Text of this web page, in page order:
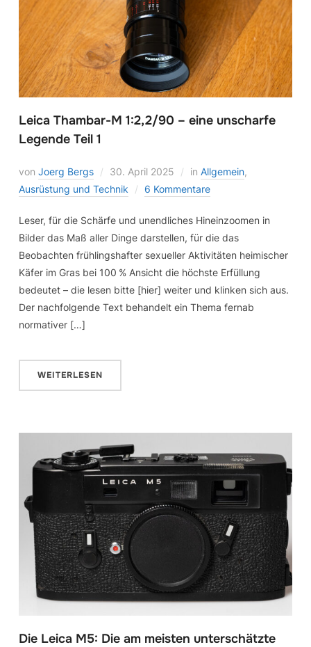
Leica Thambar-M 1:2,2/90 – eine unscharfe
Legende Teil 1
von Joerg Bergs 30. April 2025 in Allgemein,
Ausrüstung und Technik
6 Kommentare
Leser, für die Schärfe und unendliches Hineinzoomen in
Bilder das Maß aller Dinge darstellen, für die das
Beobachten frühlingshafter sexueller Aktivitäten heimischer
Käfer im Gras bei 100 % Ansicht die höchste Erfüllung
bedeutet – die lesen bitte [hier] weiter und klinken sich aus.
Der nachfolgende Text behandelt ein Thema fernab
normativer […]
WEITERLESEN
Die Leica M5: Die am meisten unterschätzte